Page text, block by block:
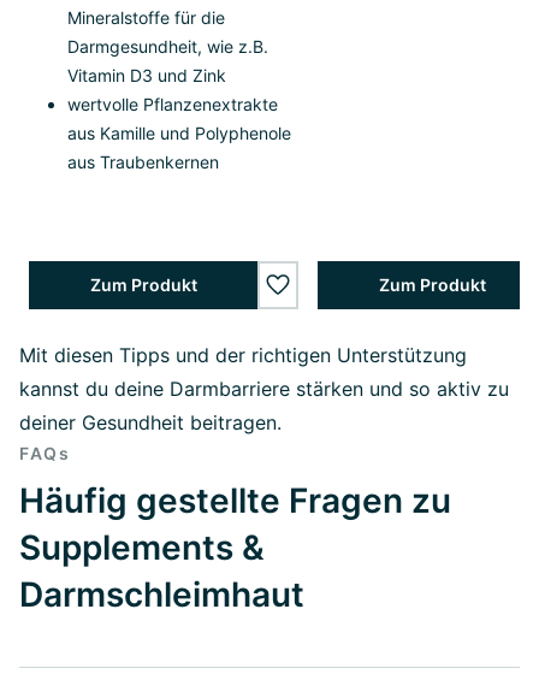
Mineralstoffe für die
Darmgesundheit, wie z.B.
Vitamin D3 und Zink
wertvolle Pflanzenextrakte
aus Kamille und Polyphenole
aus Traubenkernen
Zum Produkt
wishlist.add
Zum Produkt
Mit diesen Tipps und der richtigen Unterstützung
kannst du deine Darmbarriere stärken und so aktiv zu
deiner Gesundheit beitragen.
FAQs
Häufig gestellte Fragen zu
Supplements &
Darmschleimhaut